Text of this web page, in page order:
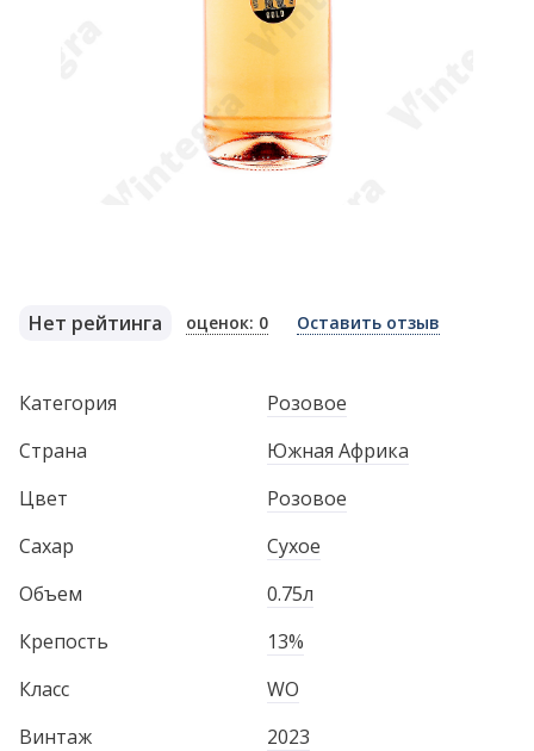
Нет рейтинга оценок: 0 Оставить отзыв
Категория
Розовое
Страна
Южная Африка
Цвет
Розовое
Сахар
Сухое
Объем
0.75л
Крепость
13%
Класс
WO
Винтаж
2023